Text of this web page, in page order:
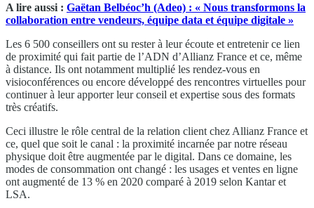
A lire aussi : Gaëtan Belbéoc’h (Adeo) : « Nous transformons la
collaboration entre vendeurs, équipe data et équipe digitale »
Les 6 500 conseillers ont su rester à leur écoute et entretenir ce lien
de proximité qui fait partie de l’ADN d’Allianz France et ce, même
à distance. Ils ont notamment multiplié les rendez-vous en
visioconférences ou encore développé des rencontres virtuelles pour
continuer à leur apporter leur conseil et expertise sous des formats
très créatifs.
Ceci illustre le rôle central de la relation client chez Allianz France et
ce, quel que soit le canal : la proximité incarnée par notre réseau
physique doit être augmentée par le digital. Dans ce domaine, les
modes de consommation ont changé : les usages et ventes en ligne
ont augmenté de 13 % en 2020 comparé à 2019 selon Kantar et
LSA.